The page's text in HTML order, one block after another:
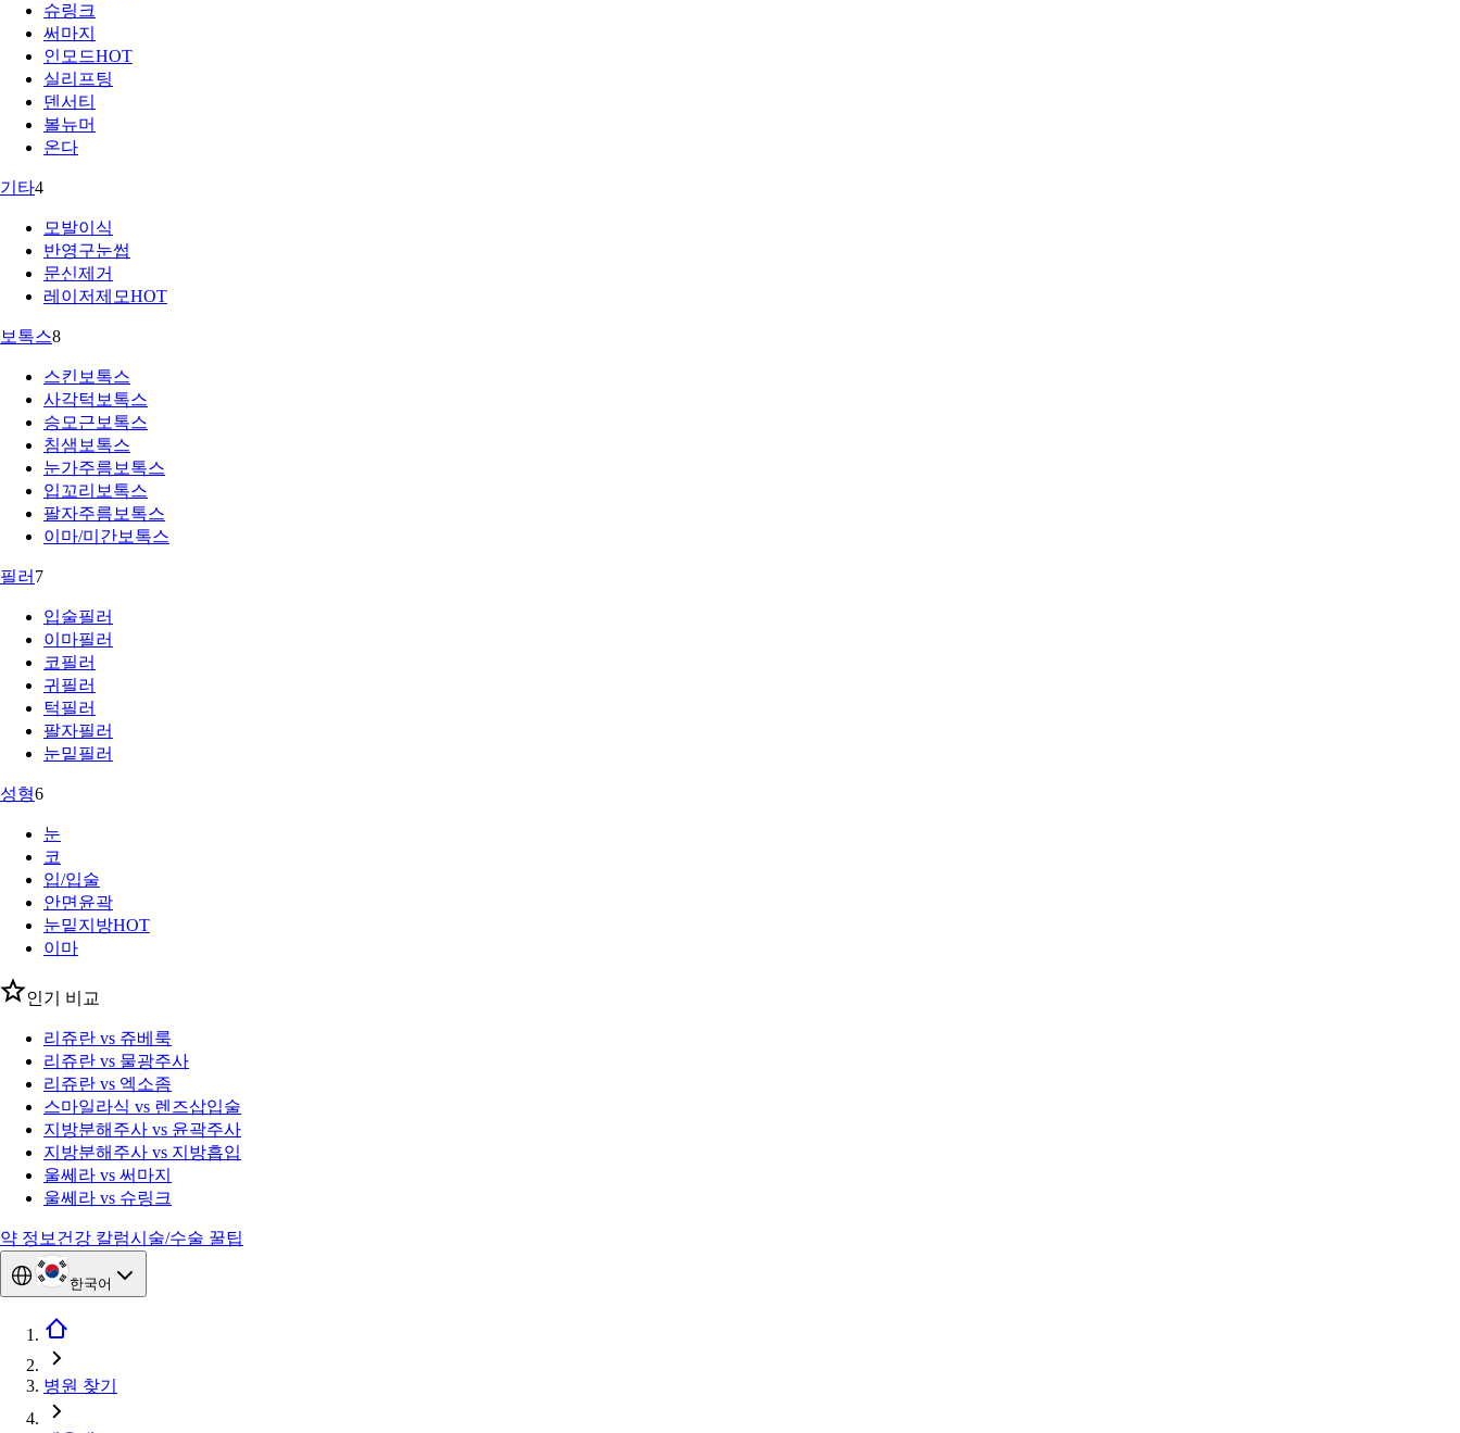
슈링크
써마지
인모드HOT
실리프팅
덴서티
볼뉴머
온다
기타4
모발이식
반영구눈썹
문신제거
레이저제모HOT
보톡스8
스킨보톡스
사각턱보톡스
승모근보톡스
침샘보톡스
눈가주름보톡스
입꼬리보톡스
팔자주름보톡스
이마/미간보톡스
필러 7
입술필러
이마필러
코필러
귀필러
턱필러
팔자필러
눈밑필러
성형6
눈
코
입/입술
안면윤곽
눈밑지방HOT
이마
인기 비교
리쥬란 vs 쥬베룩
리쥬란 vs 물광주사
리쥬란 vs 엑소좀
스마일라식 vs 렌즈삽입술
지방분해주사 vs 윤곽주사
지방분해주사 vs 지방흡입
울쎄라 vs 써마지
울쎄라 vs 슈링크
약 정보 건강 칼럼시술/수술 꿀팁
한국어
병원 찾기